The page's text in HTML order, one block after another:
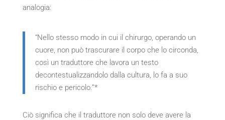
analogia:
“Nello stesso modo in cui il chirurgo, operando un
cuore, non può trascurare il corpo che lo circonda,
così un traduttore che lavora un testo
decontestualizzandolo dalla cultura, lo fa a suo
rischio e pericolo.”*
Ciò significa che il traduttore non solo deve avere la